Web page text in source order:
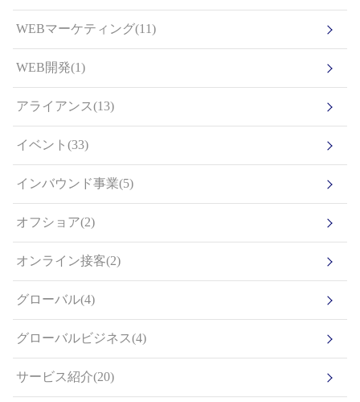
WEBマーケティング(11)
WEB開発(1)
アライアンス(13)
イベント(33)
インバウンド事業(5)
オフショア(2)
オンライン接客(2)
グローバル(4)
グローバルビジネス(4)
サービス紹介(20)